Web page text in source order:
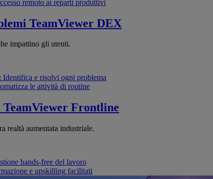
remoto ai reparti produttivi
TeamViewer DEX
impattino gli utenti.
Identifica e risolvi ogni problema
le attività di routine
TeamViewer Frontline
realtà aumentata industriale.
hands-free del lavoro
e upskilling facilitati